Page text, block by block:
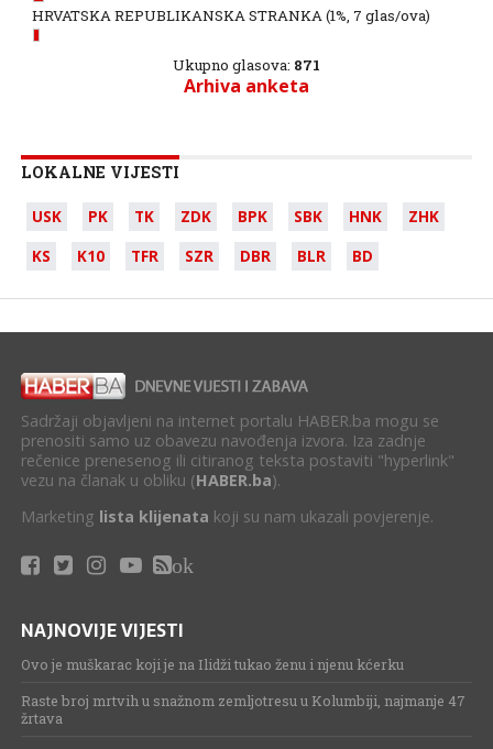
HRVATSKA REPUBLIKANSKA STRANKA(1%, 7 glas/ova)
Ukupno glasova: 871
Arhiva anketa
LOKALNE VIJESTI
USK PK TK ZDK BPK SBK HNK
ZHK
KS
K10 TFR SZR DBR BLR BD
Sadržaji objavljeni na internet portalu HABER.ba mogu se
prenositi samo uz obavezu navođenja izvora. Iza zadnje
rečenice prenesenog ili citiranog teksta postaviti "hyperlink"
vezu na članak u obliku (HABER.ba).
Marketing lista klijenata koji su nam ukazali povjerenje.
ok
NAJNOVIJE VIJESTI
Ovo je muškarac koji je na Ilidži tukao ženu i njenu kćerku
Raste broj mrtvih u snažnom zemljotresu u Kolumbiji, najmanje 47
žrtava